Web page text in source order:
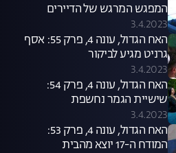
המפגש המרגש של הדיירים
3.4.2023
האח הגדול, עונה 4, פרק 55: אסף
גרניט מגיע לביקור
3.4.2023
האח הגדול, עונה 4, פרק 54:
שישיית הגמר נחשפת
3.4.2023
האח הגדול, עונה 4, פרק 53:
המודח ה-17 יוצא מהבית